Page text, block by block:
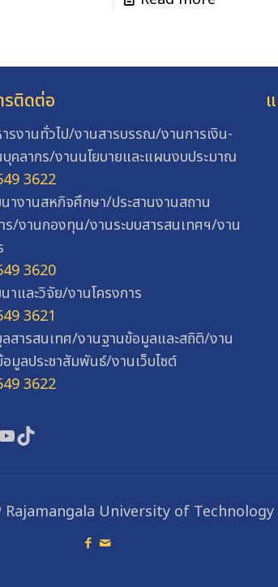
รติดต่อ
รงานทั่วไป/งานสารบรรณ/งานการเงิน-
คลากร/งานนโยบายและแผนงบประมาณ
3622
งานสหกิจศึกษา/ประสานงานสถาน
ร/งานกองทุน/งานระบบสารสนเทศฯ/งาน
3620
และวิจัย/งานโครงการ
3621
สารสนเทศ/งานฐานข้อมูลและสถิติ/งาน
มูลประชาสัมพันธ์/งานเว็บไซต์
3622
TikTok
Rajamangala University of